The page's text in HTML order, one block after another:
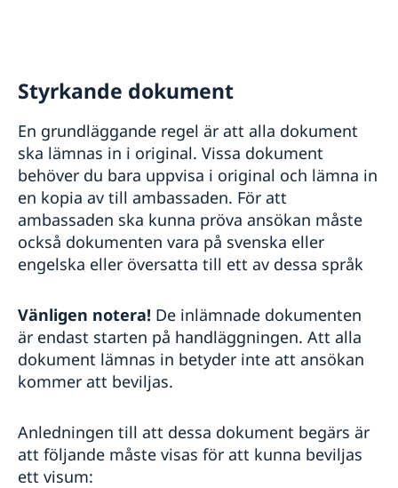
Styrkande dokument
En grundläggande regel är att alla dokument
ska lämnas in i original. Vissa dokument
behöver du bara uppvisa i original och lämna in
en kopia av till ambassaden. För att
ambassaden ska kunna pröva ansökan måste
också dokumenten vara på svenska eller
engelska eller översatta till ett av dessa språk
Vänligen notera! De inlämnade dokumenten
är endast starten på handläggningen. Att alla
dokument lämnas in betyder inte att ansökan
kommer att beviljas.
Anledningen till att dessa dokument begärs är
att följande måste visas för att kunna beviljas
ett visum: